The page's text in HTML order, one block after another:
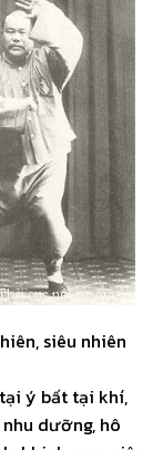
siêu nhiên
ý bất tại khí,
dưỡng, hô